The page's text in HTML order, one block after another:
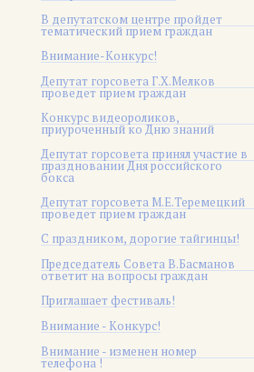
В депутатском центре пройдет
тематический прием граждан
Внимание-Конкурс!
Депутат горсовета Г.Х.Мелков
проведет прием граждан
Конкурс видеороликов,
приуроченный ко Дню знаний
Депутат горсовета принял участие в
праздновании Дня российского
бокса
Депутат горсовета М.Е.Теремецкий
проведет прием граждан
С праздником, дорогие тайгинцы!
Председатель Совета В.Басманов
ответит на вопросы граждан
Приглашает фестиваль!
Внимание - Конкурс!
Внимание - изменен номер
телефона !